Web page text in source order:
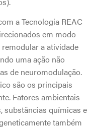
a Tecnologia REAC
em modo
a atividade
uma ação não
de neuromodulação.
são os principais
Fatores ambientais
substâncias químicas e
também